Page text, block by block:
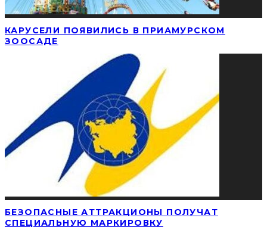
КАРУСЕЛИ ПОЯВИЛИСЬ В ПРИАМУРСКОМ
ЗООСАДЕ
БЕЗОПАСНЫЕ АТТРАКЦИОНЫ ПОЛУЧАТ
СПЕЦИАЛЬНУЮ МАРКИРОВКУ